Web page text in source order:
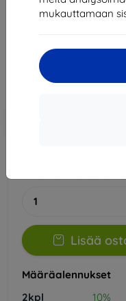
mukauttamaan
Huawei Pura 80
13,42 €
Hinta ilman ALV:tä
Alennus
Lisää
Määräalennukset
2kpl
10%